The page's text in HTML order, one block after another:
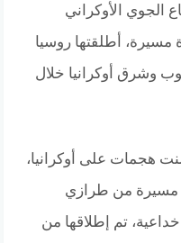
الجوي الأوكراني
من أصل 127 طائرة مسيرة، أطلقتها روسيا
وشرق أوكرانيا خلال
هجمات على أوكرانيا،
127 طائرة مسيرة من طرازي
تم إطلاقها من